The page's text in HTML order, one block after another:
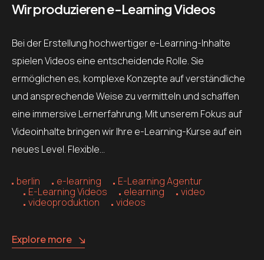
Wir produzieren e-Learning Videos
Bei der Erstellung hochwertiger e-Learning-Inhalte
spielen Videos eine entscheidende Rolle. Sie
ermöglichen es, komplexe Konzepte auf verständliche
und ansprechende Weise zu vermitteln und schaffen
eine immersive Lernerfahrung. Mit unserem Fokus auf
Videoinhalte bringen wir Ihre e-Learning-Kurse auf ein
neues Level. Flexible…
berlin e-learning
E-Learning Agentur
E-Learning Videos
elearning
video
videoproduktion
videos
Explore more